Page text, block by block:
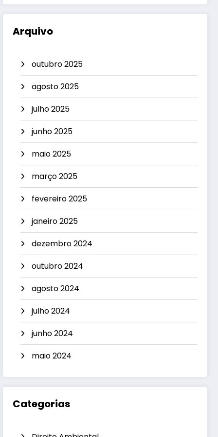
Arquivo
outubro 2025
agosto 2025
julho 2025
junho 2025
maio 2025
março 2025
fevereiro 2025
janeiro 2025
dezembro 2024
outubro 2024
agosto 2024
julho 2024
junho 2024
maio 2024
Categorias